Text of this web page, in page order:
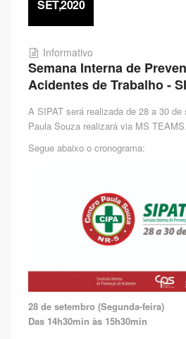
SET,2020
Informativo
Semana Interna de
Acidentes de Trabalho -
A SIPAT será realizada de 28 a 30 de
Paula Souza realizará via MS TEAMS.
Segue abaixo o cronograma:
28 de setembro (Segunda-feira)
Das 14h30min às 15h30min